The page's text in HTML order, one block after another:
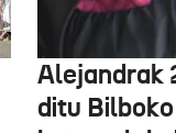
Alejandrak
ditu